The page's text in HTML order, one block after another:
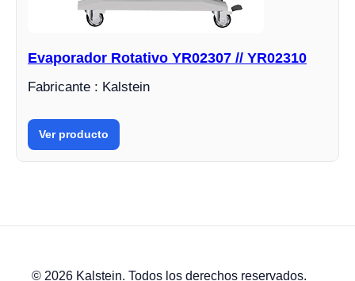
Evaporador Rotativo YR02307 // YR02310
Fabricante : Kalstein
Ver producto
© 2026 Kalstein. Todos los derechos reservados.